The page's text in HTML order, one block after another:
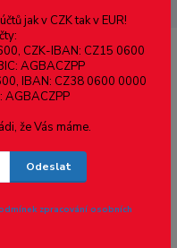
Kč
jak v CZK tak v EUR!
CZK-IBAN: CZ15 0600
AGBACZPP
IBAN: CZ38 0600 0000
AGBACZPP
že Vás máme.
Odeslat
zpracování osobních